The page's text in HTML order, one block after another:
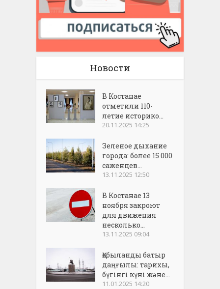
Новости
В Костанае
отметили 110-
летие историко...
20.11.2025 14:25
Зеленое дыхание
города: более 15 000
саженцев...
13.11.2025 12:50
В Костанае 13
ноября закроют
для движения
несколько...
13.11.2025 09:04
Қобыланды батыр
даңғылы: тарихы,
бүгінгі күні және...
11.01.2025 14:20